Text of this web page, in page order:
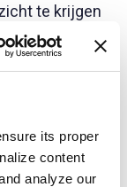
its proper
content
analyze our
te krijgen
worden